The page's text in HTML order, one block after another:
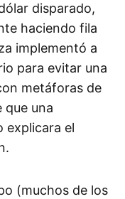
disparado,
haciendo fila
implementó a
para evitar una
metáforas de
que una
explicara el
(muchos de los